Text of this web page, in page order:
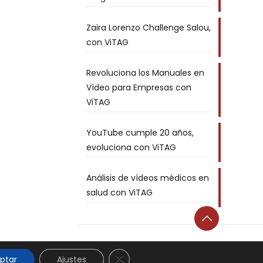
Zaira Lorenzo Challenge Salou,
con ViTAG
Revoluciona los Manuales en
Vídeo para Empresas con
ViTAG
YouTube cumple 20 años,
evoluciona con ViTAG
Análisis de vídeos médicos en
salud con ViTAG
Ajustes Cerrar el banner de cookies RGPD